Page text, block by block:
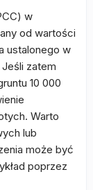
w
od wartości
ustalonego w
zatem
10 000
Warto
lub
może być
poprzez